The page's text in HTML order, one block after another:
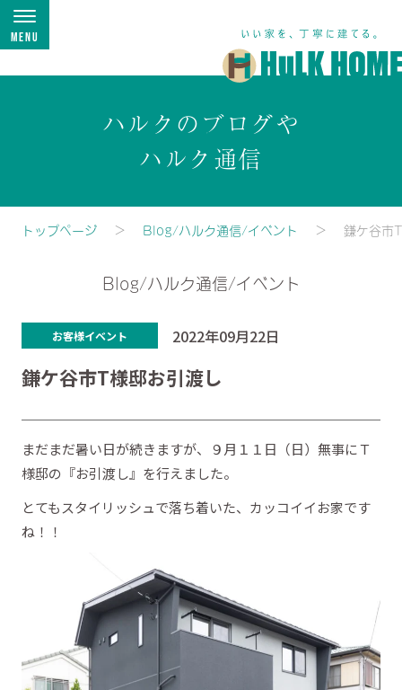
Menu
ハルクのブログや
ハルク通信
トップページ Blog/ハルク通信/イベント 鎌ケ谷市
Blog/ハルク通信/イベント
お客様イベント 2022年09月22日
鎌ケ谷市T様邸お引渡し
まだまだ暑い日が続きますが、９月１１日（日）無事にＴ
様邸の『お引渡し』を行えました。
とてもスタイリッシュで落ち着いた、カッコイイお家です
ね！！